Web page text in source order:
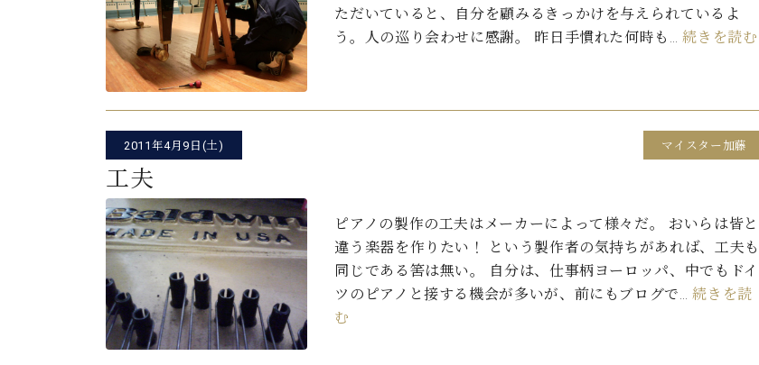
W.ホフマン トラディション
W.ホフマン ヴィジョン
C.BECHSTEIN Digital(ベヒシュタイン デジタル)
アフターサービス(調律)
お問い合わせ
ただいていると、自分を顧みるきっかけを与えられているよ
う。人の巡り会わせに感謝。 昨日手慣れた何時も…続きを読む
2011年4月9日(土) マイスター加藤
工夫
ピアノの製作の工夫はメーカーによって様々だ。 おいらは皆と
違う楽器を作りたい！ という製作者の気持ちがあれば、工夫も
同じである筈は無い。 自分は、仕事柄ヨーロッパ、中でもドイ
ツのピアノと接する機会が多いが、前にもブログで…続きを読
む